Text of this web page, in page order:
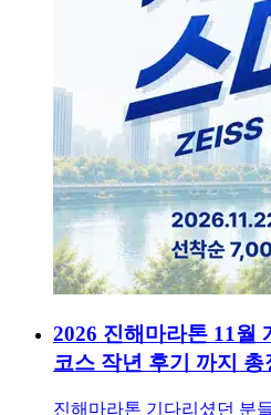
2026 진해마라톤 11월
코스 작년 후기 까지 총
진해마라톤 기다리셨던 분